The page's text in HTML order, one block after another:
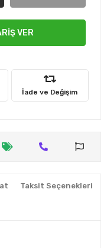
VER
İade ve Değişim
Taksit Seçenekleri